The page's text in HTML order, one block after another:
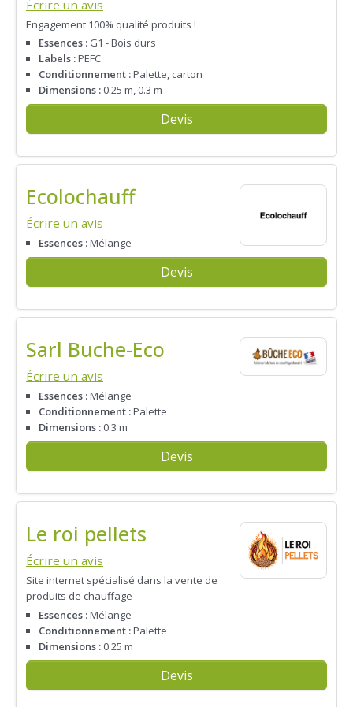
Écrire un avis
Engagement 100% qualité produits !
Essences : G1 - Bois durs
Labels :PEFC
Conditionnement :Palette, carton
Dimensions : 0.25 m, 0.3 m
Devis
Ecolochauff
Écrire un avis
Essences :Mélange
Devis
Sarl Buche-Eco
Écrire un avis
Essences :Mélange
Conditionnement :Palette
Dimensions : 0.3 m
Devis
Le roi pellets
Écrire un avis
Site internet spécialisé dans la vente de
produits de chauffage
Essences :Mélange
Conditionnement :Palette
Dimensions : 0.25 m
Devis